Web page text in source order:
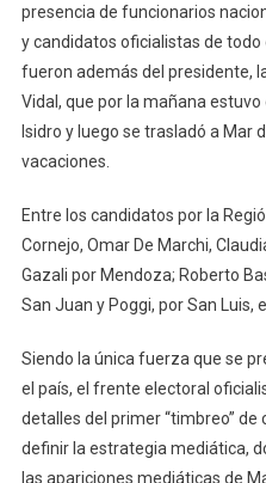
presencia de funcionarios
y candidatos oficialistas de todo
fueron además del presidente,
Vidal, que por la mañana
Isidro y luego se trasladó a Mar
vacaciones.
Entre los candidatos por la
Cornejo, Omar De Marchi,
Gazali por Mendoza; Roberto
San Juan y Poggi, por San Luis,
Siendo la única fuerza que se
el país, el frente electoral
detalles del primer “timbreo”
definir la estrategia mediática,
las apariciones mediáticas de